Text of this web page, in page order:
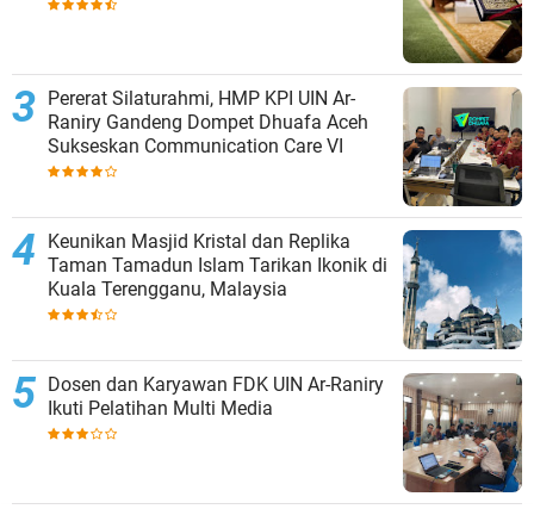
Pererat Silaturahmi, HMP KPI UIN Ar-
Raniry Gandeng Dompet Dhuafa Aceh
Sukseskan Communication Care VI
Keunikan Masjid Kristal dan Replika
Taman Tamadun Islam Tarikan Ikonik di
Kuala Terengganu, Malaysia
Dosen dan Karyawan FDK UIN Ar-Raniry
Ikuti Pelatihan Multi Media